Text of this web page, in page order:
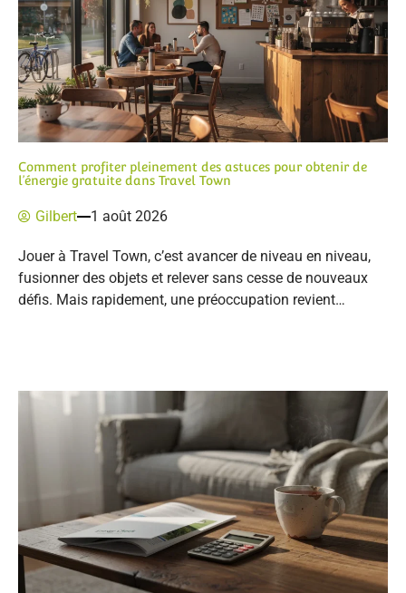
Comment profiter pleinement des astuces pour obtenir de
l’énergie gratuite dans Travel Town
Gilbert 1 août 2026
Jouer à Travel Town, c’est avancer de niveau en niveau,
fusionner des objets et relever sans cesse de nouveaux
défis. Mais rapidement, une préoccupation revient…